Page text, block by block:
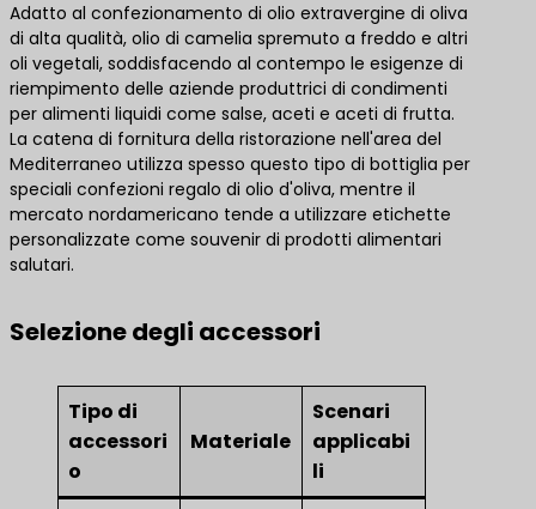
Adatto al confezionamento di olio extravergine di oliva
di alta qualità, olio di camelia spremuto a freddo e altri
oli vegetali, soddisfacendo al contempo le esigenze di
riempimento delle aziende produttrici di condimenti
per alimenti liquidi come salse, aceti e aceti di frutta.
La catena di fornitura della ristorazione nell'area del
Mediterraneo utilizza spesso questo tipo di bottiglia per
speciali confezioni regalo di olio d'oliva, mentre il
mercato nordamericano tende a utilizzare etichette
personalizzate come souvenir di prodotti alimentari
salutari.
Selezione degli accessori
Tipo di
accessori
o
Materiale
Scenari
applicabi
li